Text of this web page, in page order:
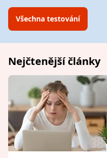
Všechna testování
Nejčtenější články